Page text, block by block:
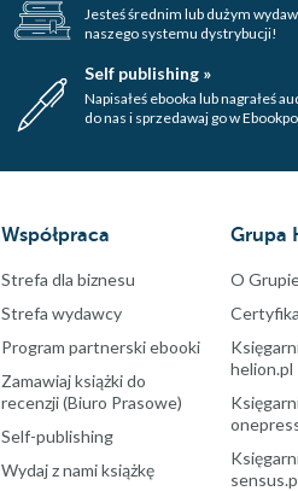
Jesteś średnim lub dużym
naszego systemu dystrybucji!
Self publishing »
Napisałeś ebooka lub nagrałeś
do nas i sprzedawaj go w
Współpraca
Strefa dla biznesu
Strefa wydawcy
Program partnerski ebooki
Zamawiaj książki do
recenzji (Biuro Prasowe)
Self-publishing
Wydaj z nami książkę
Grupa
O
helion.pl